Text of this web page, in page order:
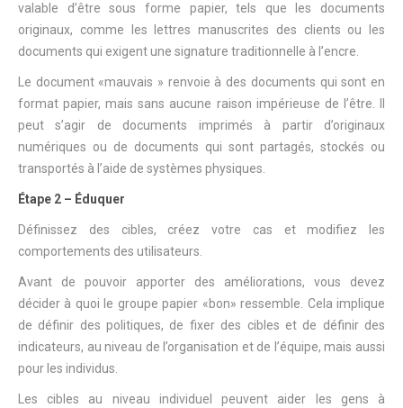
valable d’être sous forme papier, tels que les documents
originaux, comme les lettres manuscrites des clients ou les
documents qui exigent une signature traditionnelle à l’encre.
Le document «mauvais » renvoie à des documents qui sont en
format papier, mais sans aucune raison impérieuse de l’être. Il
peut s’agir de documents imprimés à partir d’originaux
numériques ou de documents qui sont partagés, stockés ou
transportés à l’aide de systèmes physiques.
Étape 2 – Éduquer
Définissez des cibles, créez votre cas et modifiez les
comportements des utilisateurs.
Avant de pouvoir apporter des améliorations, vous devez
décider à quoi le groupe papier «bon» ressemble. Cela implique
de définir des politiques, de fixer des cibles et de définir des
indicateurs, au niveau de l’organisation et de l’équipe, mais aussi
pour les individus.
Les cibles au niveau individuel peuvent aider les gens à